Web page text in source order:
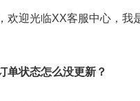
欢迎光临XX客服中心，我
单状态怎么没更新？